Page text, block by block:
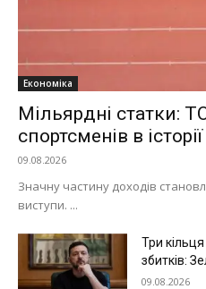
Економіка
Мільярдні статки:
спортсменів в історії
09.08.2026
Значну частину доходів
виступи. ...
Три
збитків:
09.08.2026